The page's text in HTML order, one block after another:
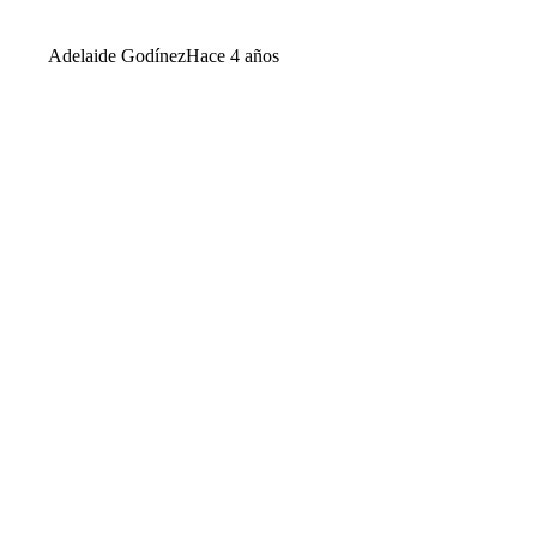
Adelaide GodínezHace 4 años